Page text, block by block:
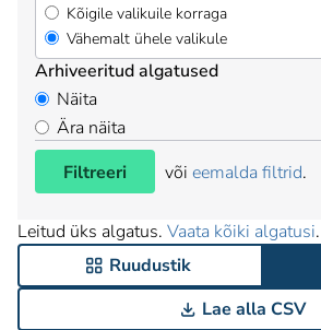
Kõigile valikuile korraga
Vähemalt ühele valikule
Arhiveeritud algatused
Näita
Ära näita
Filtreeri
või eemalda filtrid.
Leitud üks algatus. Vaata kõiki algatusi.
Ruudustik
Lae alla CSV